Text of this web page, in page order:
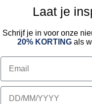
Laat je
Schrijf je in voor onze
20% KORTINGals
Email
birthday